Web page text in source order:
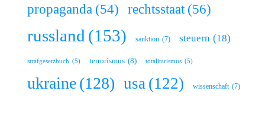
propaganda (54) rechtsstaat (56)
russland (153) sanktion (7) steuern (18)
strafgesetzbuch (5) terrorismus (8) totalitarismus (5)
ukraine(128) usa (122) wissenschaft (7)